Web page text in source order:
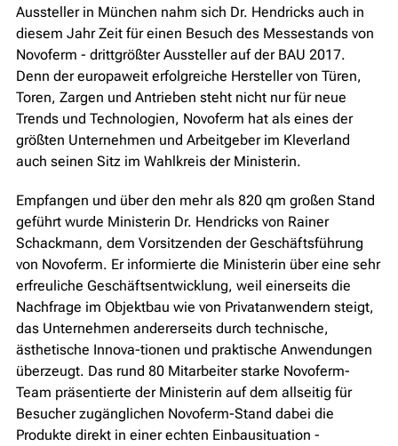
Aussteller in München nahm sich Dr. Hendricks auch in
diesem Jahr Zeit für einen Besuch des Messestands von
Novoferm - drittgrößter Aussteller auf der BAU 2017.
Denn der europaweit erfolgreiche Hersteller von Türen,
Toren, Zargen und Antrieben steht nicht nur für neue
Trends und Technologien, Novoferm hat als eines der
größten Unternehmen und Arbeitgeber im Kleverland
auch seinen Sitz im Wahlkreis der Ministerin.
Empfangen und über den mehr als 820 qm großen Stand
geführt wurde Ministerin Dr. Hendricks von Rainer
Schackmann, dem Vorsitzenden der Geschäftsführung
von Novoferm. Er informierte die Ministerin über eine sehr
erfreuliche Geschäftsentwicklung, weil einerseits die
Nachfrage im Objektbau wie von Privatanwendern steigt,
das Unternehmen andererseits durch technische,
ästhetische Innova-tionen und praktische Anwendungen
überzeugt. Das rund 80 Mitarbeiter starke Novoferm-
Team präsentierte der Ministerin auf dem allseitig für
Besucher zugänglichen Novoferm-Stand dabei die
Produkte direkt in einer echten Einbausituation -